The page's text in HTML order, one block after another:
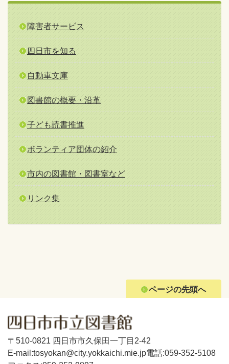
障害者サービス
四日市を知る
自動車文庫
図書館の概要・沿革
子ども読書推進
ボランティア団体の紹介
市内の図書館・図書室など
リンク集
ページの先頭へ
〒510-0821 四日市市久保田一丁目2-42
E-mail:tosyokan@city.yokkaichi.mie.jp電話:059-352-5108